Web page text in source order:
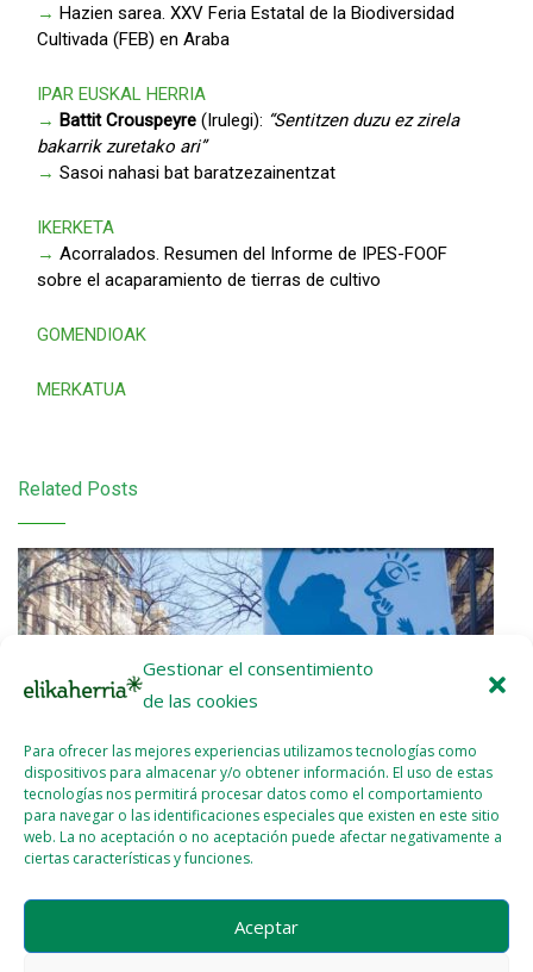
Gestionar el consentimiento
de las cookies
Para ofrecer las mejores experiencias utilizamos tecnologías como
dispositivos para almacenar y/o obtener información. El uso de estas
tecnologías nos permitirá procesar datos como el comportamiento
para navegar o las identificaciones especiales que existen en este sitio
web. La no aceptación o no aceptación puede afectar negativamente a
ciertas características y funciones.
Aceptar
→ Hazien sarea. XXV Feria Estatal de la Biodiversidad
Cultivada (FEB) en Araba
IPAR EUSKAL HERRIA
→ Battit Crouspeyre (Irulegi): “Sentitzen duzu ez zirela
bakarrik zuretako ari”
→ Sasoi nahasi bat baratzezainentzat
IKERKETA
→ Acorralados. Resumen del Informe de IPES-FOOF
sobre el acaparamiento de tierras de cultivo
GOMENDIOAK
MERKATUA
Related Posts
Etxalde 92 (Febrero – Marzo 2026)